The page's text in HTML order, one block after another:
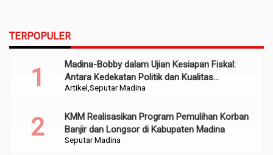
TERPOPULER
Artikel Seputar Madina
Madina-Bobby dalam Ujian Kesiapan Fiskal:
Antara Kedekatan Politik dan Kualitas
Perencanaan
Seputar Madina
KMM Realisasikan Program Pemulihan Korban
Banjir dan Longsor di Kabupaten Madina